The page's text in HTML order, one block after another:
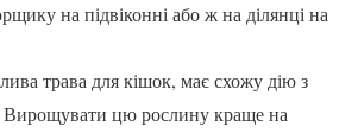
на підвіконні або ж на ділянці на
трава для кішок, має схожу дію з
Вирощувати цю рослину краще на